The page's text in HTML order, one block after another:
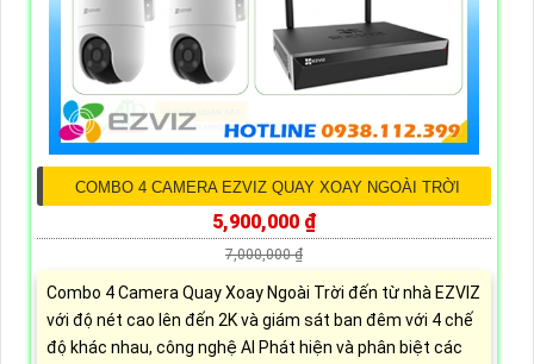
COMBO 4 CAMERA EZVIZ QUAY XOAY NGOÀI TRỜI
5,900,000 ₫
7,000,000 ₫
Combo 4 Camera Quay Xoay Ngoài Trời đến từ nhà EZVIZ
với độ nét cao lên đến 2K và giám sát ban đêm với 4 chế
độ khác nhau, công nghệ AI Phát hiện và phân biệt các